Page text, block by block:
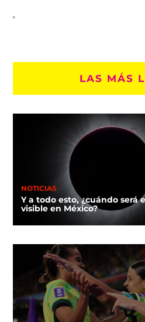
LAS MÁS
NOTICIAS
Y a todo esto, ¿cuándo será
visible en México?